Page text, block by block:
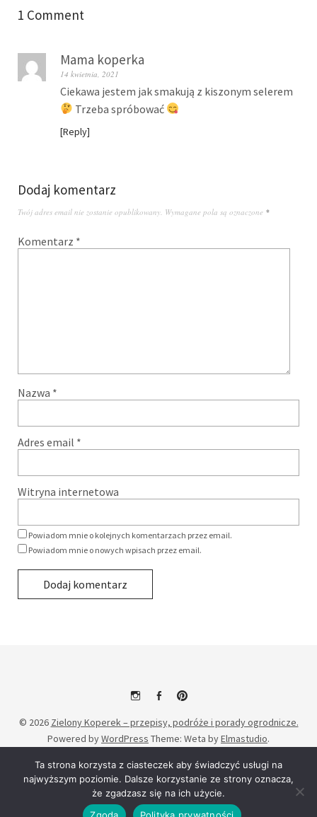
1 Comment
Mama koperka
14 kwietnia, 2021
Ciekawa jestem jak smakują z kiszonym selerem
Trzeba spróbować
Reply
Dodaj komentarz
Twój adres email nie zostanie opublikowany. Wymagane pola są oznaczone *
Komentarz *
Nazwa *
Adres email *
Witryna internetowa
Powiadom mnie o kolejnych komentarzach przez email.
Powiadom mnie o nowych wpisach przez email.
InstagramFacebookPinterest
© 2026 Zielony Koperek – przepisy, podróże i porady ogrodnicze.
Powered byWordPress Theme: Weta byElmastudio.
Ta strona korzysta z ciasteczek aby świadczyć usługi na
najwyższym poziomie. Dalsze korzystanie ze strony oznacza,
że zgadzasz się na ich użycie.
Zgoda
Polityka prywatności